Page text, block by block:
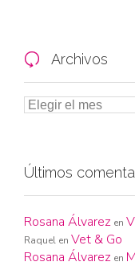
 Archivos
Últimos
Rosana Álvarez en
Raquel en Vet & Go
Rosana Álvarez en